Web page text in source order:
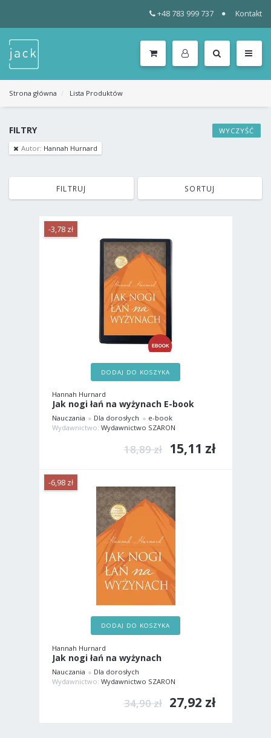
+48 783 999 737 Kontakt
KATEGORIE
MENU
Strona główna Lista Produktów
FILTRY
WYCZYŚĆ
Autor: Hannah Hurnard
FILTRUJ SORTUJ
-3,78 zł
DODAJ DO KOSZYKA
Hannah Hurnard
Jak nogi łań na wyżynach E-book
Nauczania Dla dorosłych
e-book
Wydawnictwo: Wydawnictwo SZARON
18,89 zł 15,11 zł
-6,98 zł
DODAJ DO KOSZYKA
Hannah Hurnard
Jak nogi łań na wyżynach
Nauczania
Dla dorosłych
Wydawnictwo: Wydawnictwo SZARON
34,90 zł 27,92 zł